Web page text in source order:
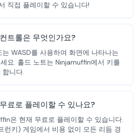
직접 플레이할 수 있습니다!
트롤은 무엇인가요?
WASD를 사용하여 화면에 나타나는
요. 홀드 노트는 Ninjamuffin에서 키를
니다.
료로 플레이할 수 있나요?
은 현재 무료로 플레이할 수 있습니다.
런키) 게임에서 비용 없이 모든 리듬 경